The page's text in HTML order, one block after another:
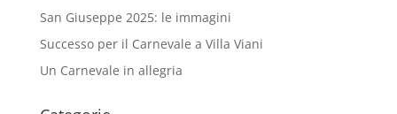
San Giuseppe 2025: le immagini
Successo per il Carnevale a Villa Viani
Un Carnevale in allegria